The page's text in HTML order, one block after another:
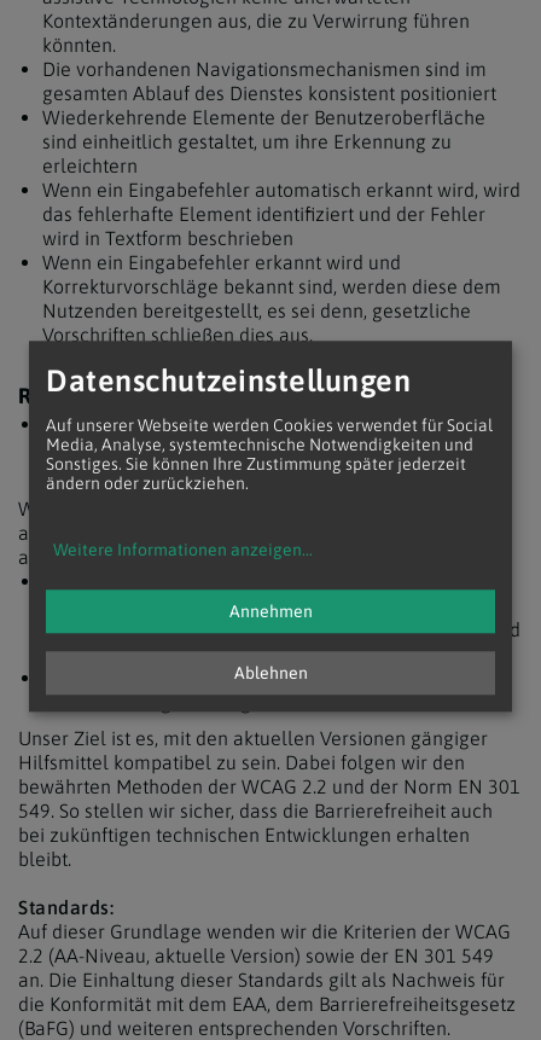
Kontextänderungen aus, die zu Verwirrung führen
könnten.
Die vorhandenen Navigationsmechanismen sind im
gesamten Ablauf des Dienstes konsistent positioniert
Wiederkehrende Elemente der Benutzeroberfläche
sind einheitlich gestaltet, um ihre Erkennung zu
erleichtern
Wenn ein Eingabefehler automatisch erkannt wird, wird
das fehlerhafte Element identifiziert und der Fehler
wird in Textform beschrieben
Wenn ein Eingabefehler erkannt wird und
Korrekturvorschläge bekannt sind, werden diese dem
Nutzenden bereitgestellt, es sei denn, gesetzliche
Vorschriften schließen dies aus.
ROBUST
Es werden standardisierte Entwicklungstechnologien
verwendet, die von assistiven Technologien
interpretiert werden können.
Wir testen erzdioezese-wien.at mit den gängigsten
assistiven Technologien in verschiedenen Kombinationen
aus Betriebssystemen und Browsern:
VoiceOver (Mac und iOS) helfen uns sicherzustellen,
dass alle interaktiven Elemente korrekt vorgelesen und
bedienbar sind.
Zusätzlich prüfen wir die Nutzung mit
Bildschirmvergrößerung und im Hochkontrastmodus.
Unser Ziel ist es, mit den aktuellen Versionen gängiger
Hilfsmittel kompatibel zu sein. Dabei folgen wir den
bewährten Methoden der WCAG 2.2 und der Norm EN 301
549. So stellen wir sicher, dass die Barrierefreiheit auch
bei zukünftigen technischen Entwicklungen erhalten
bleibt.
Standards:
Auf dieser Grundlage wenden wir die Kriterien der WCAG
2.2 (AA-Niveau, aktuelle Version) sowie der EN 301 549
an. Die Einhaltung dieser Standards gilt als Nachweis für
die Konformität mit dem EAA, dem Barrierefreiheitsgesetz
(BaFG) und weiteren entsprechenden Vorschriften.
Datenschutzeinstellungen
Auf unserer Webseite werden Cookies verwendet für Social
Media, Analyse, systemtechnische Notwendigkeiten und
Sonstiges. Sie können Ihre Zustimmung später jederzeit
ändern oder zurückziehen.
Weitere Informationen anzeigen...
Ablehnen
Annehmen